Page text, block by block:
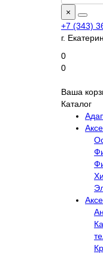
×
+7 (343)
г.
0
0
Ваша
Каталог